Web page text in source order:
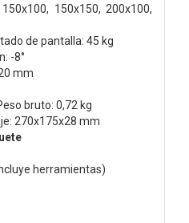
150x150, 200x100,
de pantalla: 45 kg
-8°
mm
bruto: 0,72 kg
270x175x28 mm
herramientas)